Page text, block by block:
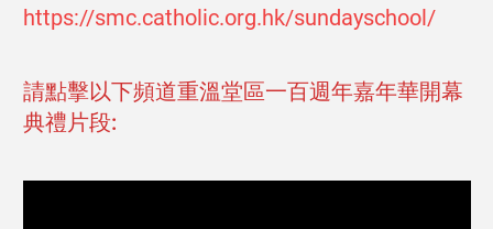
https://smc.catholic.org.hk/sundayschool/
請點擊以下頻道重溫堂區一百週年嘉年華開幕
典禮片段: